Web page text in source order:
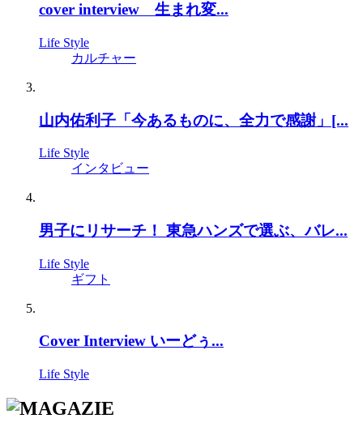
cover interview 生まれ変...
Life Style
カルチャー
山内佑利子「今あるものに、全力で感謝」[...
Life Style
インタビュー
男子にリサーチ！ 東急ハンズで選ぶ、バレ...
Life Style
ギフト
Cover Interview いーどぅ...
Life Style